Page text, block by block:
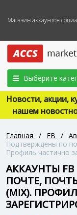
Магазин аккаунтов
Выберите
Новости, акции,
нашем
Главная / FB /
Подтверждены по
Профиль частично
АККАУНТЫ
ПОЧТЕ,
(MIX).